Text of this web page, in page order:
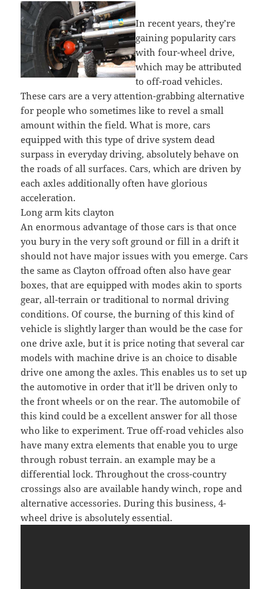
In recent years, they’re
gaining popularity cars
with four-wheel drive,
which may be attributed
to off-road vehicles.
These cars are a very attention-grabbing alternative
for people who sometimes like to revel a small
amount within the field. What is more, cars
equipped with this type of drive system dead
surpass in everyday driving, absolutely behave on
the roads of all surfaces. Cars, which are driven by
each axles additionally often have glorious
acceleration.
Long arm kits clayton
An enormous advantage of those cars is that once
you bury in the very soft ground or fill in a drift it
should not have major issues with you emerge. Cars
the same as Clayton offroad often also have gear
boxes, that are equipped with modes akin to sports
gear, all-terrain or traditional to normal driving
conditions. Of course, the burning of this kind of
vehicle is slightly larger than would be the case for
one drive axle, but it is price noting that several car
models with machine drive is an choice to disable
drive one among the axles. This enables us to set up
the automotive in order that it’ll be driven only to
the front wheels or on the rear. The automobile of
this kind could be a excellent answer for all those
who like to experiment. True off-road vehicles also
have many extra elements that enable you to urge
through robust terrain. an example may be a
differential lock. Throughout the cross-country
crossings also are available handy winch, rope and
alternative accessories. During this business, 4-
wheel drive is absolutely essential.